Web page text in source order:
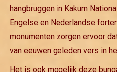
hangbruggen in Kakum
Engelse en Nederlandse
monumenten zorgen ervoor
van eeuwen geleden vers in
Het is ook mogelijk deze